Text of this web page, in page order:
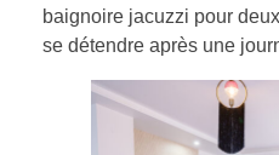
baignoire jacuzzi pour
se détendre après une